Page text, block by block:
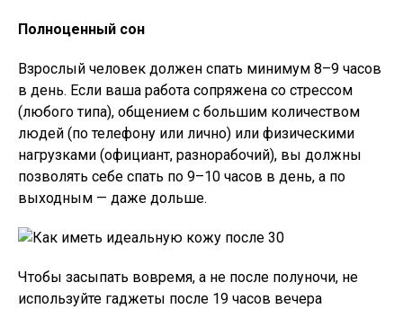
Полноценный сон
Взрослый человек должен спать минимум 8–9 часов
в день. Если ваша работа сопряжена со стрессом
(любого типа), общением с большим количеством
людей (по телефону или лично) или физическими
нагрузками (официант, разнорабочий), вы должны
позволять себе спать по 9–10 часов в день, а по
выходным — даже дольше.
Чтобы засыпать вовремя, а не после полуночи, не
используйте гаджеты после 19 часов вечера